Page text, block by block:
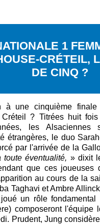
1
CRÉTEIL,
DE CINQ ?
à une cinquième finale
Créteil ? Titrées huit
les Alsaciennes
étrangères, le duo
par l'arrivée de la
éventualité, » dixit
que ces joueuses
au cours de la
Taghavi et Ambre
un rôle
composeront l'équipe
Prudent, Jung